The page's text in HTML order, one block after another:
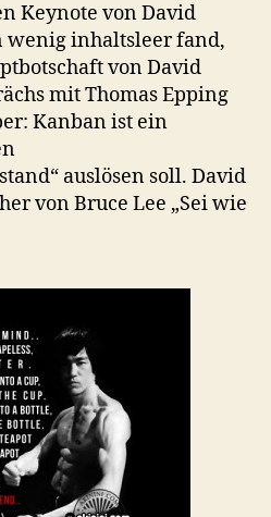
Keynote von David
wenig inhaltsleer fand,
von David
mit Thomas Epping
Kanban ist ein
auslösen soll. David
von Bruce Lee „Sei wie